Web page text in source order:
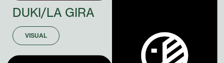
DUKI/LA GIRA
VISUAL